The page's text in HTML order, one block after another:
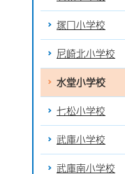
塚口小学校
尼崎北小学校
水堂小学校
七松小学校
武庫小学校
武庫南小学校